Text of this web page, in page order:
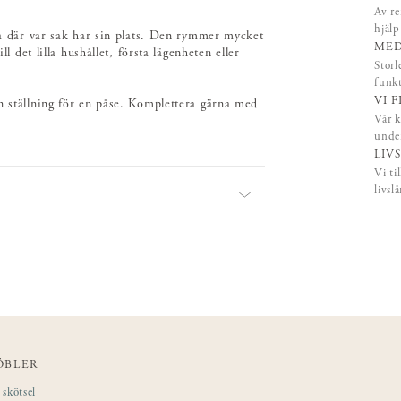
Av
VI
Vår
Vi
var sak har sin plats. Den rymmer mycket
det lilla hushållet, första lägenheten eller
för en påse. Komplettera gärna med